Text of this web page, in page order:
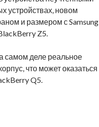
устройствах, новом
и размером с Samsung
Z5.
самом деле реальное
что может оказаться
Q5.